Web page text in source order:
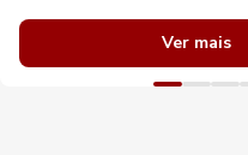
Ver mais